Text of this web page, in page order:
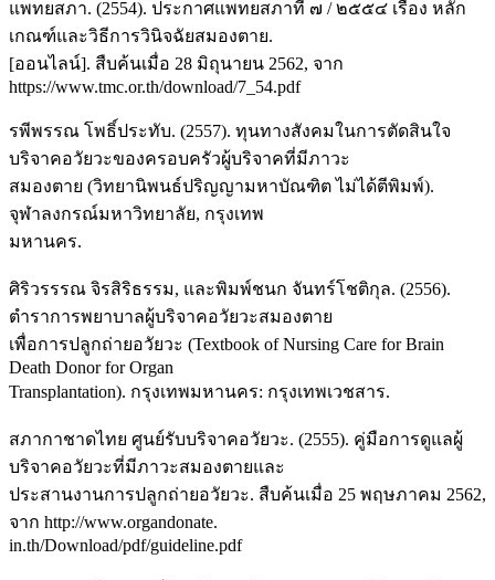
แพทยสภา. (2554). ประกาศแพทยสภาที่ ๗ / ๒๕๕๔ เรื่อง หลัก
เกณฑ์และวิธีการวินิจฉัยสมองตาย.
[ออนไลน์]. สืบค้นเมื่อ 28 มิถุนายน 2562, จาก
https://www.tmc.or.th/download/7_54.pdf
รพีพรรณ โพธิ์ประทับ. (2557). ทุนทางสังคมในการตัดสินใจ
บริจาคอวัยวะของครอบครัวผู้บริจาคที่มีภาวะ
สมองตาย (วิทยานิพนธ์ปริญญามหาบัณฑิต ไม่ได้ตีพิมพ์).
จุฬาลงกรณ์มหาวิทยาลัย, กรุงเทพ
มหานคร.
ศิริวรรรณ จิรสิริธรรม, และพิมพ์ชนก จันทร์โชติกุล. (2556).
ตำราการพยาบาลผู้บริจาคอวัยวะสมองตาย
เพื่อการปลูกถ่ายอวัยวะ (Textbook of Nursing Care for Brain
Death Donor for Organ
Transplantation). กรุงเทพมหานคร: กรุงเทพเวชสาร.
สภากาชาดไทย ศูนย์รับบริจาคอวัยวะ. (2555). คู่มือการดูแลผู้
บริจาคอวัยวะที่มีภาวะสมองตายและ
ประสานงานการปลูกถ่ายอวัยวะ. สืบค้นเมื่อ 25 พฤษภาคม 2562,
จาก http://www.organdonate.
in.th/Download/pdf/guideline.pdf